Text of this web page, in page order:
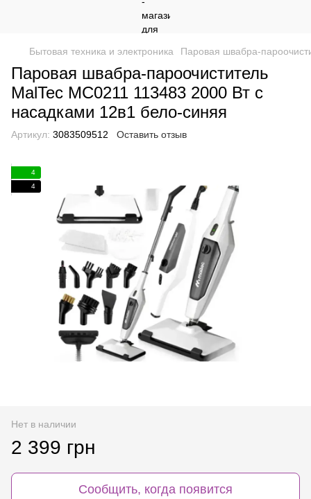
Бытовая техника и электроника Паровая швабра-
Паровая швабра-пароочиститель
MalTec MC0211 113483 2000 Вт с
насадками 12в1 бело-синяя
Артикул: 3083509512 Оставить отзыв
4
4
Нет в наличии
2 399 грн
Сообщить, когда появится